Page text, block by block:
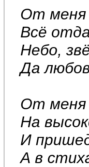
От меня
Всё
Небо,
Да
От меня
На
И
А в